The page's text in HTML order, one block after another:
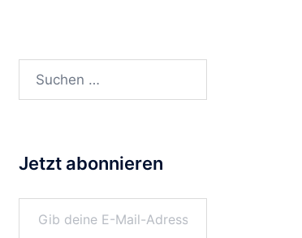
Suchen
Jetzt abonnieren
Gib deine E-Mail-Adresse ein ...